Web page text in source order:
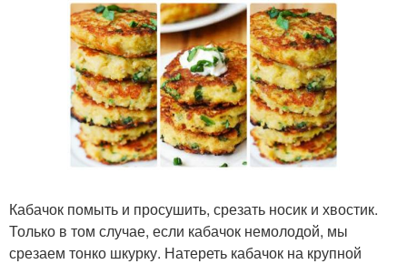
Кабачок помыть и просушить, срезать носик и хвостик.
Только в том случае, если кабачок немолодой, мы
срезаем тонко шкурку. Натереть кабачок на крупной